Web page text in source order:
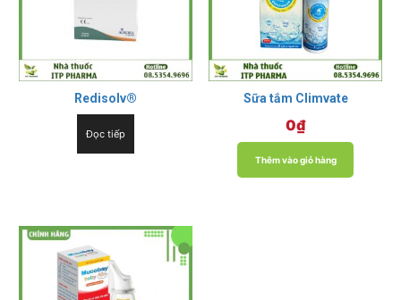
Redisolv®
Đọc tiếp
Sữa tắm Climvate
0₫
Thêm vào giỏ hàng